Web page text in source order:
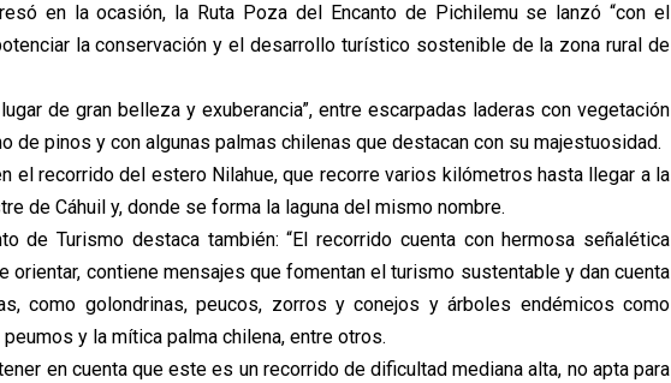
en la ocasión, la Ruta Poza del Encanto de Pichilemu se lanzó “con el
la conservación y el desarrollo turístico sostenible de la zona rural de
de gran belleza y exuberancia”, entre escarpadas laderas con vegetación
de pinos y con algunas palmas chilenas que destacan con su majestuosidad.
el recorrido del estero Nilahue, que recorre varios kilómetros hasta llegar a la
de Cáhuil y, donde se forma la laguna del mismo nombre.
de Turismo destaca también: “El recorrido cuenta con hermosa señalética
orientar, contiene mensajes que fomentan el turismo sustentable y dan cuenta
como golondrinas, peucos, zorros y conejos y árboles endémicos como
peumos y la mítica palma chilena, entre otros.
en cuenta que este es un recorrido de dificultad mediana alta, no apta para